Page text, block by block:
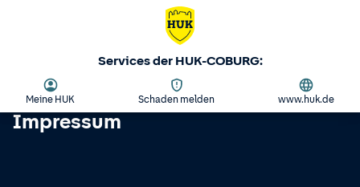
Services der HUK-COBURG:
Meine HUK Schaden melden www.huk.de
Impressum